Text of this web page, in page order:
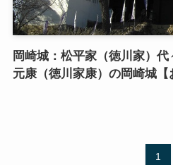
岡崎城：松平家（徳川家）
元康（徳川家康）の岡崎城【
1